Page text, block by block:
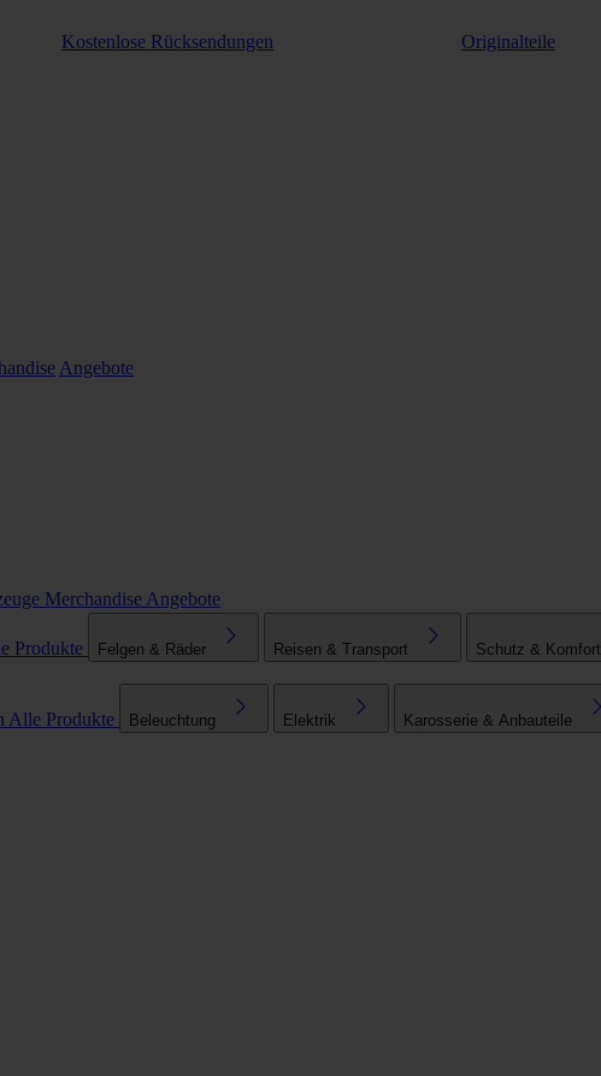
Kostenlose Rücksendungen Originalteile
Angebote
Merchandise Angebote
Produkte Felgen & Räder Reisen & Transport Schutz & Komfort
Alle Produkte Beleuchtung Elektrik Karosserie & Anbauteile